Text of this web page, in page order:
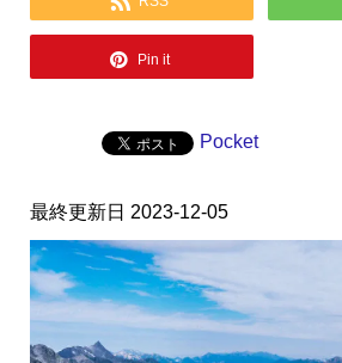
Pin it
Pocket
最終更新日 2023-12-05